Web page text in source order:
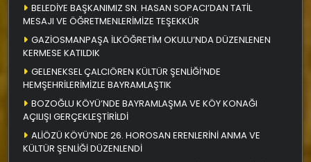
BELEDİYE BAŞKANIMIZ SN. HASAN SOPACI’DAN TATİL
MESAJI VE ÖĞRETMENLERİMİZE TEŞEKKÜR
GAZİOSMANPAŞA İLKÖĞRETİM OKULU’NDA DÜZENLENEN
KERMESE KATILDIK
GELENEKSEL ÇALCIÖREN KÜLTÜR ŞENLİĞİ’NDE
HEMŞEHRİLERİMİZLE BAYRAMLAŞTIK
BOZOĞLU KÖYÜ’NDE BAYRAMLAŞMA VE KÖY KONAĞI
AÇILIŞI GERÇEKLEŞTİRİLDİ
ALİÖZÜ KÖYÜ’NDE 26. HOROSAN ERENLERİNİ ANMA VE
KÜLTÜR ŞENLİĞİ DÜZENLENDİ